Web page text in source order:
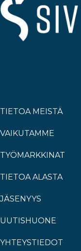
TIETOA MEISTÄ
VAIKUTAMME
TYÖMARKKINAT
TIETOA ALASTA
JÄSENYYS
UUTISHUONE
YHTEYSTIEDOT